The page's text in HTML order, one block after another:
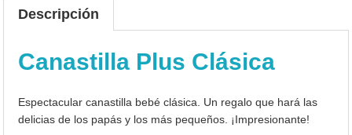
Descripción
Canastilla Plus Clásica
Espectacular canastilla bebé clásica. Un regalo que hará las
delicias de los papás y los más pequeños. ¡Impresionante!